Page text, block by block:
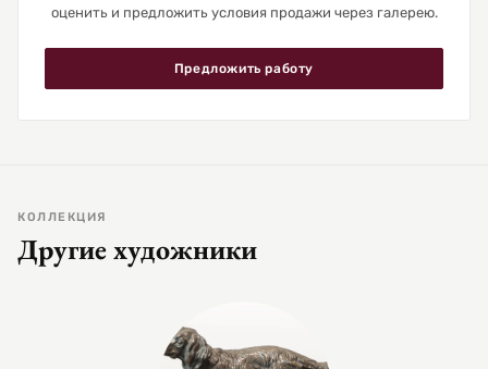
оценить и предложить условия продажи через галерею.
Предложить работу
КОЛЛЕКЦИЯ
Другие художники